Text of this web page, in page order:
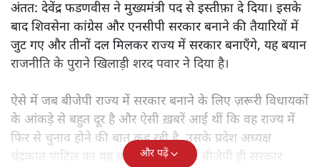
अंतत: देवेंद्र फडणवीस ने मुख्यमंत्री पद से इस्तीफ़ा दे दिया। इसके
बाद शिवसेना कांग्रेस और एनसीपी सरकार बनाने की तैयारियों में
जुट गए और तीनों दल मिलकर राज्य में सरकार बनाएँगे, यह बयान
राजनीति के पुराने खिलाड़ी शरद पवार ने दिया है।
ऐसे में जब बीजेपी राज्य में सरकार बनाने के लिए ज़रूरी विधायकों
के आंकड़े से बहुत दूर है और ऐसी ख़बरें आई थीं कि वह राज्य में
फिर से चुनाव होने की बात कह रही है, उसके प्रदेश अध्यक्ष
चंद्रकात पाटिल का यह कहना कि राज्य में बीजेपी ही सरकार
और पढ़ें